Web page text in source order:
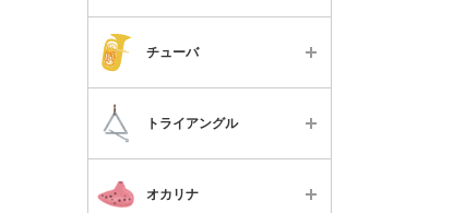
チューバ
便利なグッズ
教本・楽譜・書籍
チケット
チケット
便利なグッズ
スタンド類
メンテナンス用品
パーツ
教本・楽譜・書籍
ミュート
スタンド類
メンテナンス用品
ケース
ミュート
メンテナンス用品
便利なグッズ
すべて
メンテナンス用品
チューバ
楽器本体
マウスピース
トライアングル
オカリナ